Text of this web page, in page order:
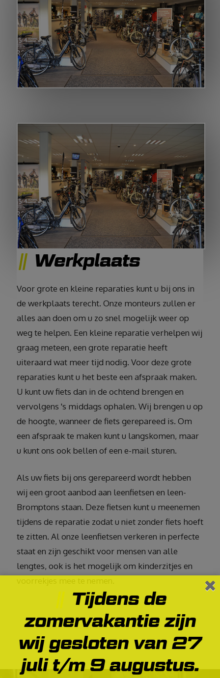
Werkplaats
Voor grote en kleine reparaties kunt u bij ons in
de werkplaats terecht. Onze monteurs zullen er
alles aan doen om u zo snel mogelijk weer op
weg te helpen. Een kleine reparatie verhelpen wij
graag meteen, een grote reparatie heeft
uiteraard wat meer tijd nodig. Voor deze grote
reparaties kunt u het beste een afspraak maken.
U kunt uw fiets dan in de ochtend brengen en
vervolgens 's middags ophalen. Wij brengen u op
de hoogte, wanneer de fiets gerepareed is. Om
een afspraak te maken kunt u langskomen, maar
u kunt ons ook bellen of een e-mail sturen.
Als uw fiets bij ons gerepareerd wordt hebben
wij een groot aanbod aan leenfietsen en leen-
Bromptons staan. Deze fietsen kunt u meenemen
tijdens de reparatie zodat u niet zonder fiets hoeft
te zitten. Al onze leenfietsen verkeren in perfecte
staat en zijn geschikt voor mensen van alle
lengtes, ook is het mogelijk om kinderzitjes en
Tijdens de
zomervakantie zijn
wij gesloten van 27
juli t/m 9 augustus.